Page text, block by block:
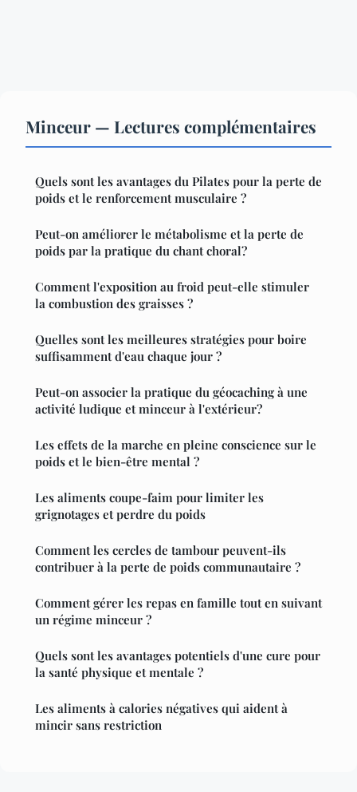
Minceur — Lectures complémentaires
Quels sont les avantages du Pilates pour la perte de
poids et le renforcement musculaire ?
Peut-on améliorer le métabolisme et la perte de
poids par la pratique du chant choral?
Comment l'exposition au froid peut-elle stimuler
la combustion des graisses ?
Quelles sont les meilleures stratégies pour boire
suffisamment d'eau chaque jour ?
Peut-on associer la pratique du géocaching à une
activité ludique et minceur à l'extérieur?
Les effets de la marche en pleine conscience sur le
poids et le bien-être mental ?
Les aliments coupe-faim pour limiter les
grignotages et perdre du poids
Comment les cercles de tambour peuvent-ils
contribuer à la perte de poids communautaire ?
Comment gérer les repas en famille tout en suivant
un régime minceur ?
Quels sont les avantages potentiels d'une cure pour
la santé physique et mentale ?
Les aliments à calories négatives qui aident à
mincir sans restriction